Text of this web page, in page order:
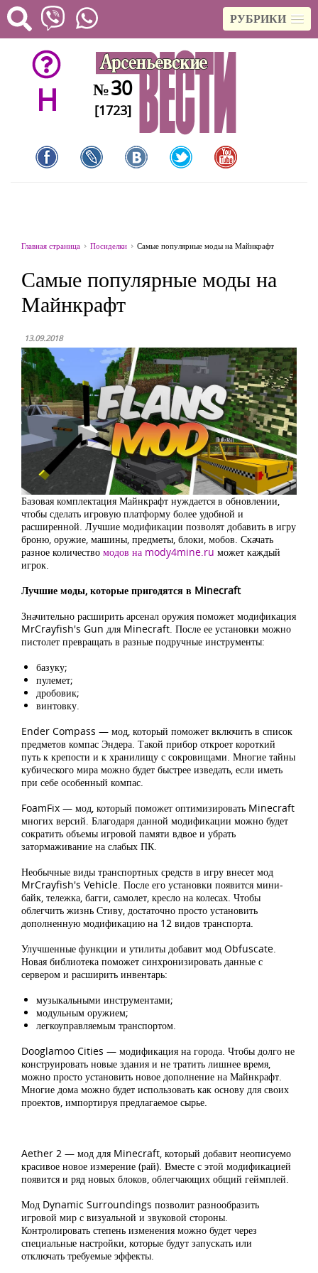
РУБРИКИ
H №30
[1723]
Главная страница Посиделки Самые популярные моды на Майнкрафт
Самые популярные моды на
Майнкрафт
13.09.2018
Базовая комплектация Майнкрафт нуждается в обновлении,
чтобы сделать игровую платформу более удобной и
расширенной. Лучшие модификации позволят добавить в игру
броню, оружие, машины, предметы, блоки, мобов. Скачать
разное количество модов на mody4mine.ru может каждый
игрок.
Лучшие моды, которые пригодятся в Minecraft
Значительно расширить арсенал оружия поможет модификация
MrCrayfish's Gun для Minecraft. После ее установки можно
пистолет превращать в разные подручные инструменты:
базуку;
пулемет;
дробовик;
винтовку.
Ender Compass — мод, который поможет включить в список
предметов компас Эндера. Такой прибор откроет короткий
путь к крепости и к хранилищу с сокровищами. Многие тайны
кубического мира можно будет быстрее изведать, если иметь
при себе особенный компас.
FoamFix — мод, который поможет оптимизировать Minecraft
многих версий. Благодаря данной модификации можно будет
сократить объемы игровой памяти вдвое и убрать
затормаживание на слабых ПК.
Необычные виды транспортных средств в игру внесет мод
MrCrayfish's Vehicle. После его установки появится мини-
байк, тележка, багги, самолет, кресло на колесах. Чтобы
облегчить жизнь Стиву, достаточно просто установить
дополненную модификацию на 12 видов транспорта.
Улучшенные функции и утилиты добавит мод Obfuscate.
Новая библиотека поможет синхронизировать данные с
сервером и расширить инвентарь:
музыкальными инструментами;
модульным оружием;
легкоуправляемым транспортом.
Dooglamoo Cities — модификация на города. Чтобы долго не
конструировать новые здания и не тратить лишнее время,
можно просто установить новое дополнение на Майнкрафт.
Многие дома можно будет использовать как основу для своих
проектов, импортируя предлагаемое сырье.
Aether 2 — мод для Minecraft, который добавит неописуемо
красивое новое измерение (рай). Вместе с этой модификацией
появится и ряд новых блоков, облегчающих общий геймплей.
Мод Dynamic Surroundings позволит разнообразить
игровой мир с визуальной и звуковой стороны.
Контролировать степень изменения можно будет через
специальные настройки, которые будут запускать или
отключать требуемые эффекты.